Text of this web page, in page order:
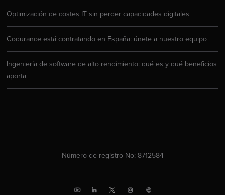
Optimización de costes IT sin perder capacidades digitales
Codurance está contratando en España: únete a nuestro equipo
Ingeniería de software de alto rendimiento: qué es y qué beneficios
aporta
Número de registro No: 8712584